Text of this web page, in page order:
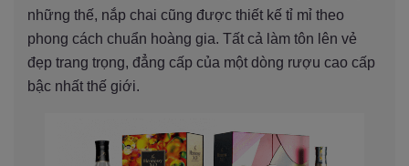
những thế, nắp chai cũng được thiết kế tỉ mỉ theo
phong cách chuẩn hoàng gia. Tất cả làm tôn lên vẻ
đẹp trang trọng, đẳng cấp của một dòng rượu cao cấp
bậc nhất thế giới.